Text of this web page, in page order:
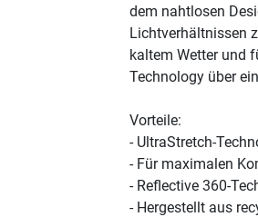
dem nahtlosen
Lichtverhältnissen
kaltem Wetter und
Technology über
Vorteile:
- UltraStretch-
- Für maximalen
- Reflective 360-
- Hergestellt aus